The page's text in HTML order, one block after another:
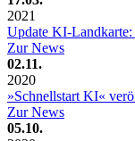
2021
Update KI-
Zur News
02.11.
2020
»Schnellstart KI«
Zur News
05.10.